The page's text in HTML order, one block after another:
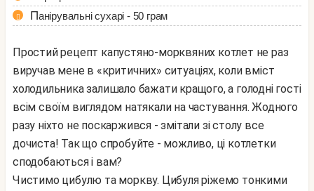
Панірувальні сухарі - 50 грам
Простий рецепт капустяно-морквяних котлет не раз
виручав мене в «критичних» ситуаціях, коли вміст
холодильника залишало бажати кращого, а голодні гості
всім своїм виглядом натякали на частування. Жодного
разу ніхто не поскаржився - змітали зі столу все
дочиста! Так що спробуйте - можливо, ці котлетки
сподобаються і вам?
Чистимо цибулю та моркву. Цибуля ріжемо тонкими